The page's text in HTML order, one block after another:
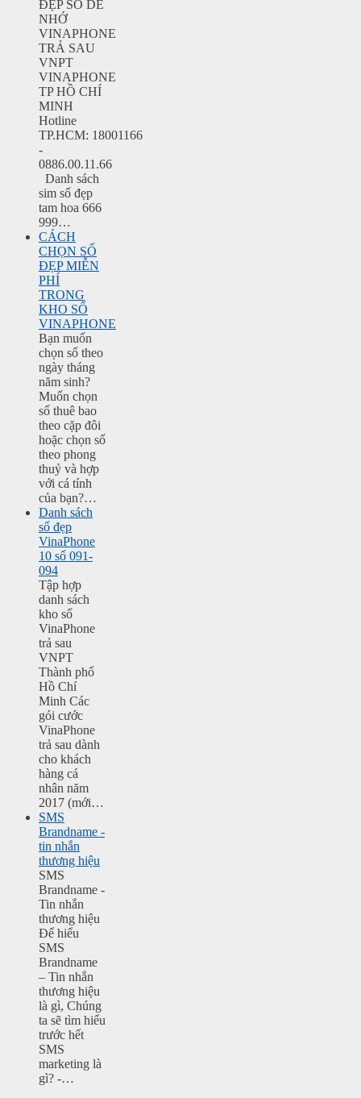
ĐẸP SÔ DỄ
NHỚ
VINAPHONE
TRẢ SAU
VNPT
VINAPHONE
TP HỒ CHÍ
MINH
Hotline
TP.HCM: 18001166
-
0886.00.11.66
Danh sách
sim số đẹp
tam hoa 666
999…
CÁCH
CHỌN SỐ
ĐẸP MIỄN
PHÍ
TRONG
KHO SỐ
VINAPHONE
Bạn muốn
chọn số theo
ngày tháng
năm sinh?
Muốn chọn
số thuê bao
theo cặp đôi
hoặc chọn số
theo phong
thuỷ và hợp
với cá tính
của bạn?…
Danh sách
số đẹp
VinaPhone
10 số 091-
094
Tập hợp
danh sách
kho số
VinaPhone
trả sau
VNPT
Thành phố
Hồ Chí
Minh Các
gói cước
VinaPhone
trả sau dành
cho khách
hàng cá
nhân năm
2017 (mới…
SMS
Brandname -
tin nhắn
thương hiệu
SMS
Brandname -
Tin nhắn
thương hiệu
Để hiểu
SMS
Brandname
– Tin nhắn
thương hiệu
là gì, Chúng
ta sẽ tìm hiểu
trước hết
SMS
marketing là
gì? -…